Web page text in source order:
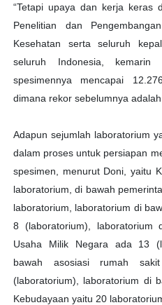
“Tetapi upaya dan kerja keras
Penelitian dan
Kesehatan serta seluruh
seluruh Indonesia, kemarin
spesimennya mencapai
dimana rekor sebelumnya
Adapun sejumlah laboratorium
dalam proses untuk persiapan
spesimen, menurut Doni, yaitu
laboratorium, di bawah
laboratorium, laboratorium di
8 (laboratorium), laboratorium
Usaha Milik Negara ada 13
bawah asosiasi rumah
(laboratorium), laboratorium di
Kebudayaan yaitu 20